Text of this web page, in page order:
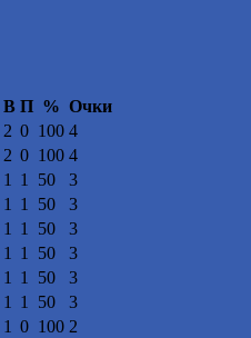
В П % Очки
2 0 100 4
2 0 100 4
1 1 50
3
1 1 50
3
1 1 50
3
1 1 50
3
1 1 50
3
1 1 50
3
1 0 100 2